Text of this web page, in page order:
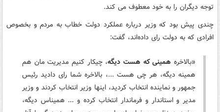
توجه دیگران را به خود معطوف می کند.
چندی پیش بود که وزیر درباره عملکرد دولت خطاب به مردم و بخصوص
افرادی که به دولت رای داده‌اند، گفت:
«بالاخره همینی که هست دیگه، چیکار کنیم مدیریت مان هم
همینه دیگه، هر چی هست ...، بالاخره شما رای دادید رئیس
جمهور و نماینده انتخاب کردید، اینها وزیر انتخاب کردند و وزیر
مدیر و استاندار و فرماندار انتخاب کرده و ... همیناس دیگه،